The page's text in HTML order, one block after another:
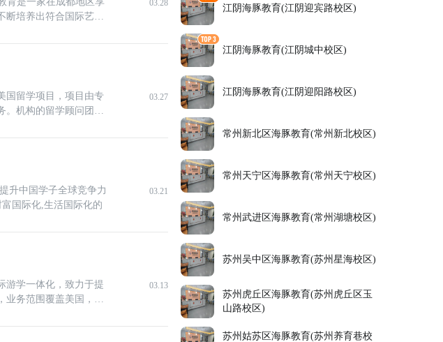
断培养出符合国际艺术
03.28
国留学项目，项目由专
。机构的留学顾问团队
03.27
升中国学子全球竞争力
国际化,生活国际化的
03.21
游学一体化，致力于提
业务范围覆盖美国，国
03.13
江阴海豚教育(江阴迎宾路校区)
江阴海豚教育(江阴城中校区)
江阴海豚教育(江阴迎阳路校区)
常州新北区海豚教育(常州新北校区)
常州天宁区海豚教育(常州天宁校区)
常州武进区海豚教育(常州湖塘校区)
苏州吴中区海豚教育(苏州星海校区)
苏州虎丘区海豚教育(苏州虎丘区玉
山路校区)
苏州姑苏区海豚教育(苏州养育巷校